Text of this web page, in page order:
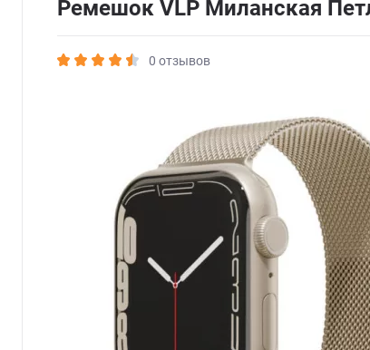
Ремешок VLP Миланская
0 отзывов